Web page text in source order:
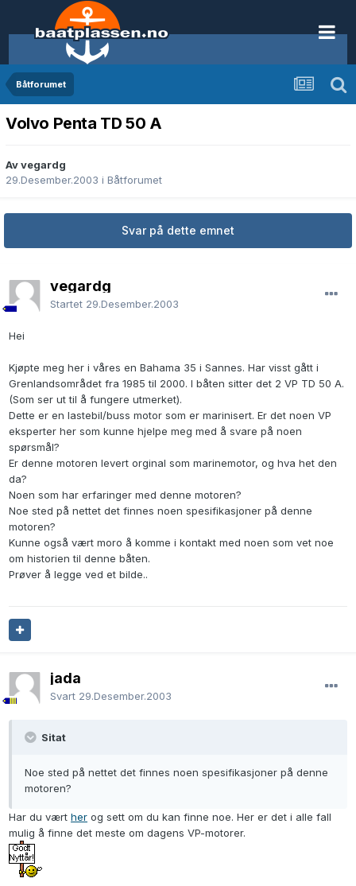
Båtforumet
Volvo Penta TD 50 A
Av vegardg
29.Desember.2003 i Båtforumet
Svar på dette emnet
vegardg
Startet 29.Desember.2003
Hei
Kjøpte meg her i våres en Bahama 35 i Sannes. Har visst gått i
Grenlandsområdet fra 1985 til 2000. I båten sitter det 2 VP TD 50 A.
(Som ser ut til å fungere utmerket).
Dette er en lastebil/buss motor som er marinisert. Er det noen VP
eksperter her som kunne hjelpe meg med å svare på noen
spørsmål?
Er denne motoren levert orginal som marinemotor, og hva het den
da?
Noen som har erfaringer med denne motoren?
Noe sted på nettet det finnes noen spesifikasjoner på denne
motoren?
Kunne også vært moro å komme i kontakt med noen som vet noe
om historien til denne båten.
Prøver å legge ved et bilde..
jada
Svart 29.Desember.2003
Sitat
Noe sted på nettet det finnes noen spesifikasjoner på denne
motoren?
Har du vært her og sett om du kan finne noe. Her er det i alle fall
mulig å finne det meste om dagens VP-motorer.